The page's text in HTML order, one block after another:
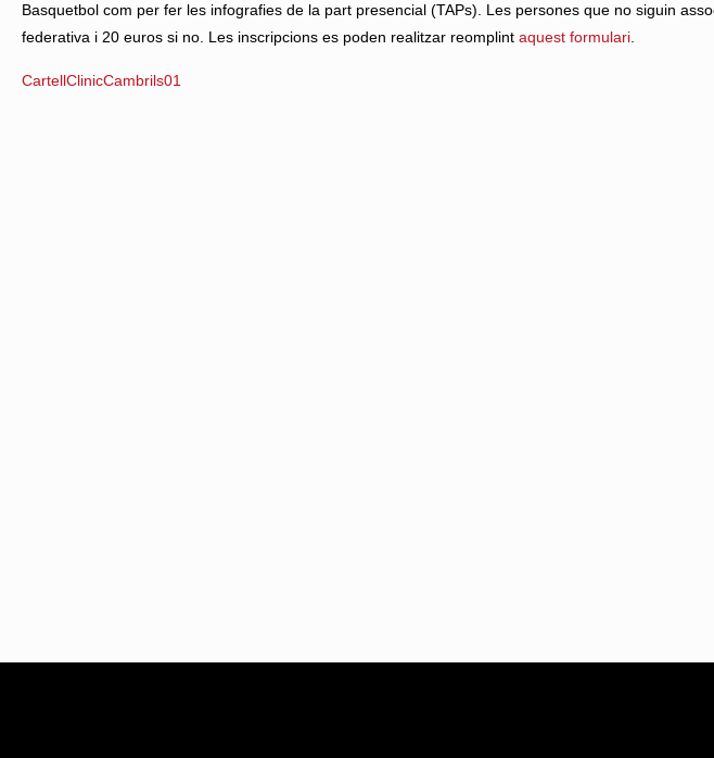
Basquetbol com per fer les infografies de la part presencial (TAPs). Les persones que no siguin
federativa i 20 euros si no. Les inscripcions es poden realitzar reomplintaquest formulari.
CartellClinicCambrils01